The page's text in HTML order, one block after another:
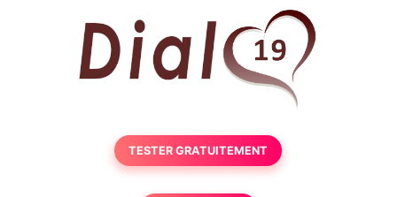
TESTER GRATUITEMENT